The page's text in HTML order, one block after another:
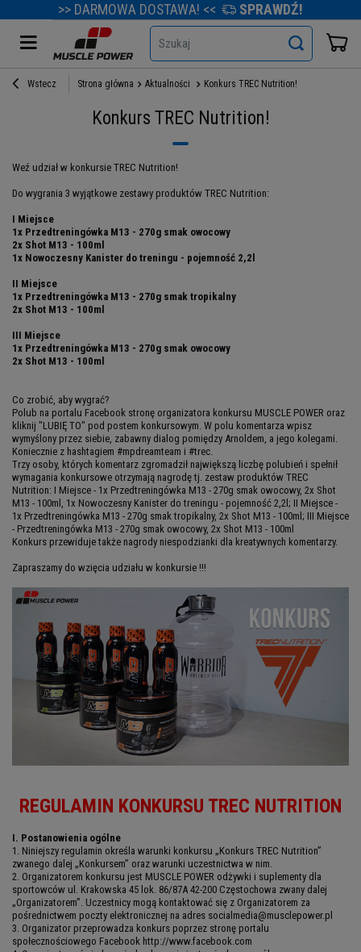
>> DARMOWA DOSTAWA! << SPRAWDŹ!
Szukaj
Wstecz Strona główna Aktualności Konkurs TREC Nutrition!
Konkurs TREC Nutrition!
Weź udział w konkursie TREC Nutrition!
Do wygrania 3 wyjątkowe zestawy produktów TREC Nutrition:
I Miejsce
1x Przedtreningówka M13 - 270g smak owocowy
2x Shot M13 - 100ml
1x Nowoczesny Kanister do treningu - pojemność 2,2l
II Miejsce
1x Przedtreningówka M13 - 270g smak tropikalny
2x Shot M13 - 100ml
III Miejsce
1x Przedtreningówka M13 - 270g smak owocowy
2x Shot M13 - 100ml
Co zrobić, aby wygrać?
Polub na portalu Facebook stronę organizatora konkursu MUSCLE POWER oraz
kliknij "LUBIĘ TO" pod postem konkursowym. W polu komentarza wpisz
wymyślony przez siebie, zabawny dialog pomiędzy Arnoldem, a jego kolegami.
Koniecznie z hashtagiem #mpdreamteam i #trec.
Trzy osoby, których komentarz zgromadził największą liczbę polubień i spełnił
wymagania konkursowe otrzymają nagrodę tj. zestaw produktów TREC
Nutrition: I Miejsce - 1x Przedtreningówka M13 - 270g smak owocowy, 2x Shot
M13 - 100ml, 1x Nowoczesny Kanister do treningu - pojemność 2,2l; II Miejsce -
1x Przedtreningówka M13 - 270g smak tropikalny, 2x Shot M13 - 100ml; III Miejsce
- Przedtreningówka M13 - 270g smak owocowy, 2x Shot M13 - 100ml
Konkurs przewiduje także nagrody niespodzianki dla kreatywnych komentarzy.
Zapraszamy do wzięcia udziału w konkursie !!!
REGULAMIN KONKURSU TREC NUTRITION
I. Postanowienia ogólne
1. Niniejszy regulamin określa warunki konkursu „Konkurs TREC Nutrition”
zwanego dalej „Konkursem” oraz warunki uczestnictwa w nim.
2. Organizatorem konkursu jest MUSCLE POWER odżywki i suplementy dla
sportowców ul. Krakowska 45 lok. 86/87A 42-200 Częstochowa zwany dalej
„Organizatorem”. Uczestnicy mogą kontaktować się z Organizatorem za
pośrednictwem poczty elektronicznej na adres socialmedia@musclepower.pl
3. Organizator przeprowadza konkurs poprzez stronę portalu
społecznościowego Facebook http://www.facebook.com